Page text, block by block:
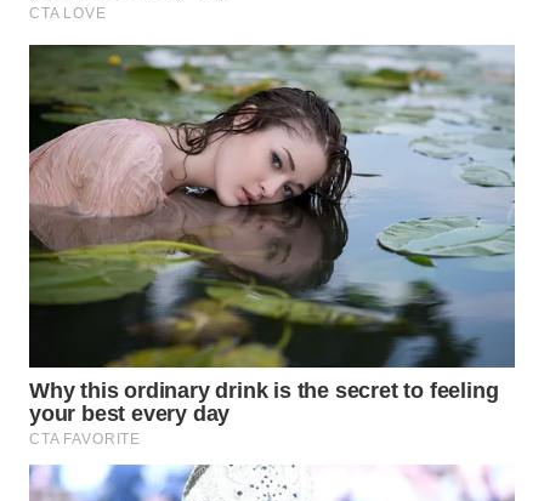
WN
MALUT
WN
DAIRI
WN
DANAU
TOBA
WN
WN
LANGKAT
WN